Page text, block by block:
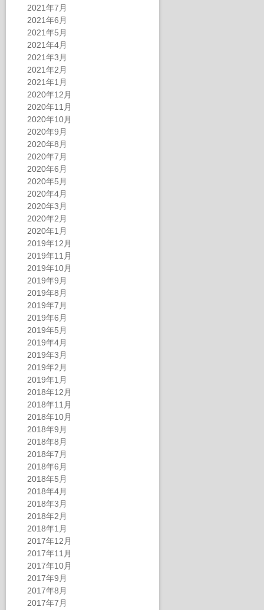
2021年7月
2021年6月
2021年5月
2021年4月
2021年3月
2021年2月
2021年1月
2020年12月
2020年11月
2020年10月
2020年9月
2020年8月
2020年7月
2020年6月
2020年5月
2020年4月
2020年3月
2020年2月
2020年1月
2019年12月
2019年11月
2019年10月
2019年9月
2019年8月
2019年7月
2019年6月
2019年5月
2019年4月
2019年3月
2019年2月
2019年1月
2018年12月
2018年11月
2018年10月
2018年9月
2018年8月
2018年7月
2018年6月
2018年5月
2018年4月
2018年3月
2018年2月
2018年1月
2017年12月
2017年11月
2017年10月
2017年9月
2017年8月
2017年7月